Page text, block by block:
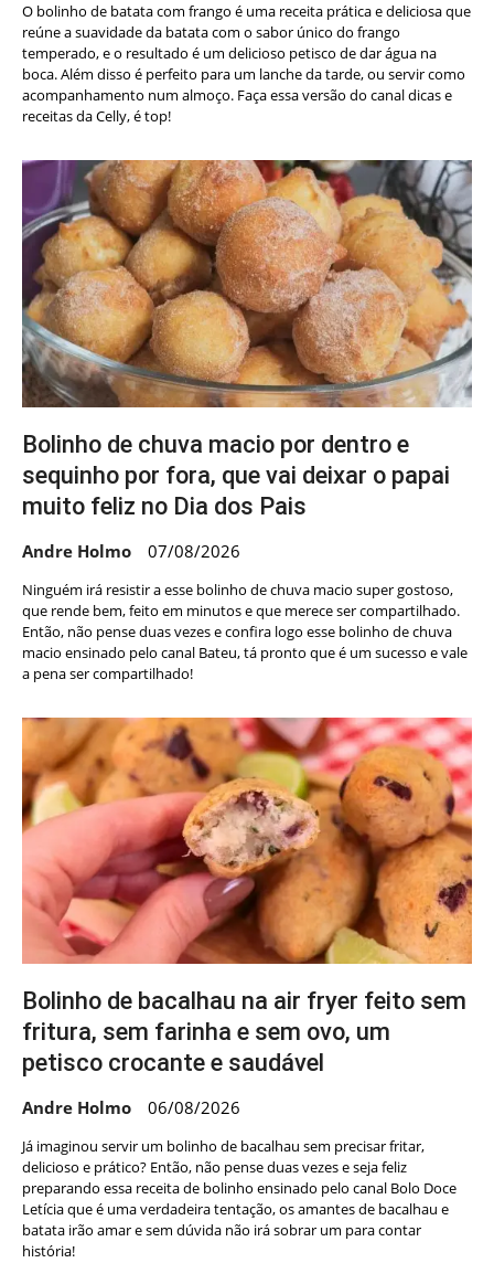
O bolinho de batata com frango é uma receita prática e deliciosa que
reúne a suavidade da batata com o sabor único do frango
temperado, e o resultado é um delicioso petisco de dar água na
boca. Além disso é perfeito para um lanche da tarde, ou servir como
acompanhamento num almoço. Faça essa versão do canal dicas e
receitas da Celly, é top!
Bolinho de chuva macio por dentro e
sequinho por fora, que vai deixar o papai
muito feliz no Dia dos Pais
Andre Holmo 07/08/2026
Ninguém irá resistir a esse bolinho de chuva macio super gostoso,
que rende bem, feito em minutos e que merece ser compartilhado.
Então, não pense duas vezes e confira logo esse bolinho de chuva
macio ensinado pelo canal Bateu, tá pronto que é um sucesso e vale
a pena ser compartilhado!
Bolinho de bacalhau na air fryer feito sem
fritura, sem farinha e sem ovo, um
petisco crocante e saudável
Andre Holmo 06/08/2026
Já imaginou servir um bolinho de bacalhau sem precisar fritar,
delicioso e prático? Então, não pense duas vezes e seja feliz
preparando essa receita de bolinho ensinado pelo canal Bolo Doce
Letícia que é uma verdadeira tentação, os amantes de bacalhau e
batata irão amar e sem dúvida não irá sobrar um para contar
história!